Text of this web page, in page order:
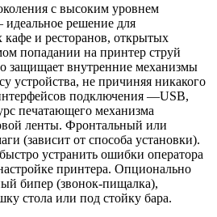
с высоким уровнем
решение для
кафе и ресторанов, открытых
попадании на принтер струй
защищает внутренние механизмы
устройства, не причиняя никакого
подключения —USB,
печатающего механизма
ленты. Фронтальный или
(зависит от способа установки).
устранить ошибки оператора
принтера. Опционально
бипер (звонок-пищалка),
стола или под стойку бара.